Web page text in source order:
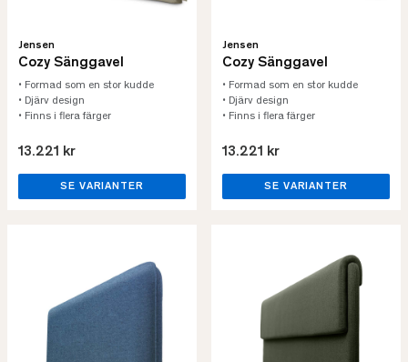
Jensen
Cozy Sänggavel
• Formad som en stor kudde
• Djärv design
• Finns i flera färger
13.221 kr
SE VARIANTER
Jensen
Cozy Sänggavel
• Formad som en stor kudde
• Djärv design
• Finns i flera färger
13.221 kr
SE VARIANTER